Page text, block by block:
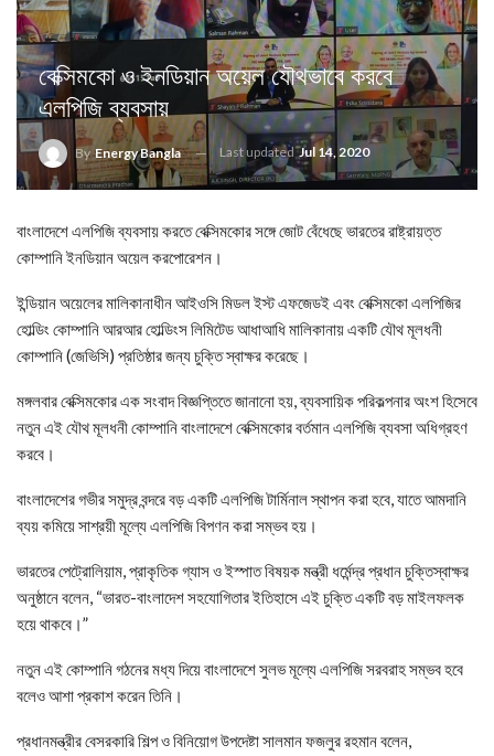
বেক্সিমকো ও ইনডিয়ান অয়েল যৌথভাবে করবে
এলপিজি ব্যবসায়
By Energy Bangla Last updatedJul 14, 2020
বাংলাদেশে এলপিজি ব্যবসায় করতে বেক্সিমকোর সঙ্গে জোট বেঁধেছে ভারতের রাষ্ট্রায়ত্ত
কোম্পানি ইনডিয়ান অয়েল করপোরেশন।
ইন্ডিয়ান অয়েলের মালিকানাধীন আইওসি মিডল ইস্ট এফজেডই এবং বেক্সিমকো এলপিজির
হোল্ডিং কোম্পানি আরআর হোল্ডিংস লিমিটেড আধাআধি মালিকানায় একটি যৌথ মূলধনী
কোম্পানি (জেভিসি) প্রতিষ্ঠার জন্য চুক্তি স্বাক্ষর করেছে।
মঙ্গলবার বেক্সিমকোর এক সংবাদ বিজ্ঞপ্তিতে জানানো হয়, ব্যবসায়িক পরিকল্পনার অংশ হিসেবে
নতুন এই যৌথ মূলধনী কোম্পানি বাংলাদেশে বেক্সিমকোর বর্তমান এলপিজি ব্যবসা অধিগ্রহণ
করবে।
বাংলাদেশের গভীর সমুদ্র বন্দরে বড় একটি এলপিজি টার্মিনাল স্থাপন করা হবে, যাতে আমদানি
ব্যয় কমিয়ে সাশ্রয়ী মূল্যে এলপিজি বিপণন করা সম্ভব হয়।
ভারতের পেট্রোলিয়াম, প্রাকৃতিক গ্যাস ও ইস্পাত বিষয়ক মন্ত্রী ধর্মেন্দ্র প্রধান চুক্তিস্বাক্ষর
অনুষ্ঠানে বলেন, “ভারত-বাংলাদেশ সহযোগিতার ইতিহাসে এই চুক্তি একটি বড় মাইলফলক
হয়ে থাকবে।”
নতুন এই কোম্পানি গঠনের মধ্য দিয়ে বাংলাদেশে সুলভ মূল্যে এলপিজি সরবরাহ সম্ভব হবে
বলেও আশা প্রকাশ করেন তিনি।
প্রধানমন্ত্রীর বেসরকারি শিল্প ও বিনিয়োগ উপদেষ্টা সালমান ফজলুর রহমান বলেন,